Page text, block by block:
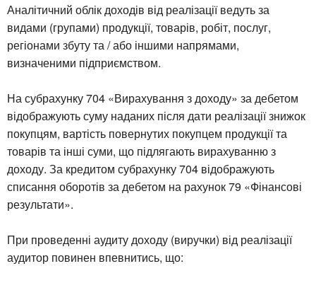
Аналітичний облік доходів від реалізації ведуть за
видами (групами) продукції, товарів, робіт, послуг,
регіонами збуту та / або іншими напрямами,
визначеними підприємством.
На субрахунку 704 «Вирахування з доходу» за дебетом
відображують суму наданих після дати реалізації знижок
покупцям, вартість повернутих покупцем продукції та
товарів та інші суми, що підлягають вирахуванню з
доходу. За кредитом субрахунку 704 відображують
списання оборотів за дебетом на рахунок 79 «Фінансові
результати».
При проведенні аудиту доходу (виручки) від реалізації
аудитор повинен впевнитись, що: